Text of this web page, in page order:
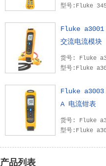
型号:Fluke
Fluke
交流电流模块
型号:Fluke
Fluke a3003
A 电流钳表
型号:Fluke
产品列表